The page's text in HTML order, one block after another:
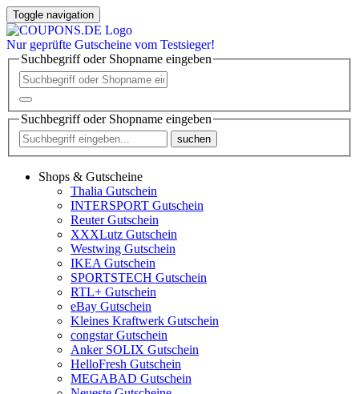
Toggle navigation
Nur geprüfte Gutscheine vom Testsieger!
Suchbegriff oder Shopname eingeben
Suchbegriff oder Shopname eingeben
suchen
Shops & Gutscheine
Thalia Gutschein
INTERSPORT Gutschein
Reuter Gutschein
XXXLutz Gutschein
Westwing Gutschein
IKEA Gutschein
SPORTSTECH Gutschein
RTL+ Gutschein
eBay Gutschein
Kleines Kraftwerk Gutschein
congstar Gutschein
Anker SOLIX Gutschein
HelloFresh Gutschein
MEGABAD Gutschein